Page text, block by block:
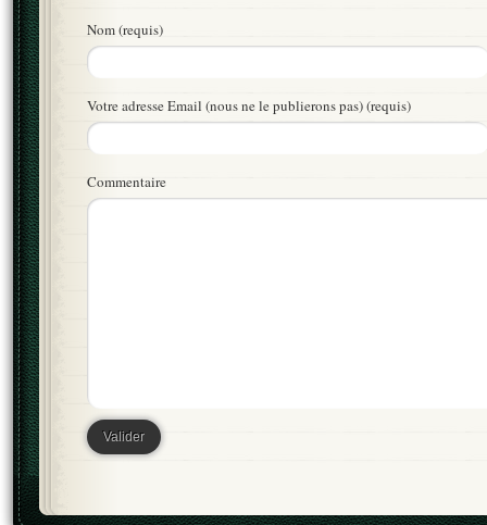
Nom (requis)
Votre adresse Email (nous ne le publierons pas) (requis)
Commentaire